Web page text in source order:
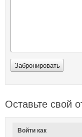
Оставьте свой
Войти как